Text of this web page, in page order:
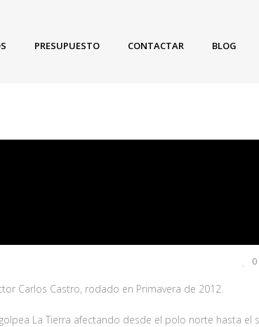
PRESUPUESTO CONTACTAR BLOG
Carlos Castro, rodado en Primavera de 2012.
La Tierra afectando desde el polo norte hasta el
0